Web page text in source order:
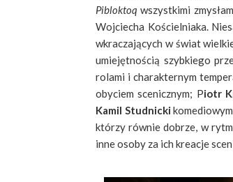
Pibloktoq wszystkimi
Wojciecha Kościelniaka.
wkraczających w świat
umiejętnością szybkiego
rolami i charakternym
obyciem scenicznym; Piotr
Kamil Studnicki
którzy równie dobrze, w
inne osoby za ich kreacje